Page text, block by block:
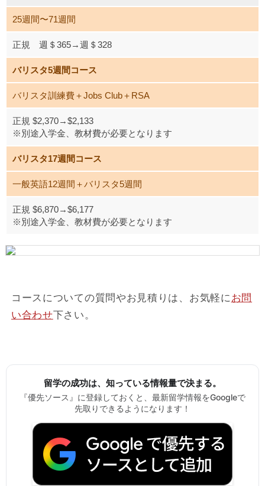
25週間〜71週間
正規 週＄365→週＄328
バリスタ5週間コース
バリスタ訓練費＋Jobs Club＋RSA
正規 $2,370→$2,133
※別途入学金、教材費が必要となります
バリスタ17週間コース
一般英語12週間＋バリスタ5週間
正規 $6,870→$6,177
※別途入学金、教材費が必要となります
コースについての質問やお見積りは、お気軽に お問
い合わせ下さい。
留学の成功は、知っている情報量で決まる。
『優先ソース』に登録しておくと、最新留学情報をGoogleで
先取りできるようになります！